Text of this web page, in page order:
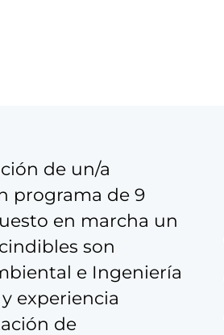
de un/a
programa de 9
en marcha un
son
e Ingeniería
experiencia
de